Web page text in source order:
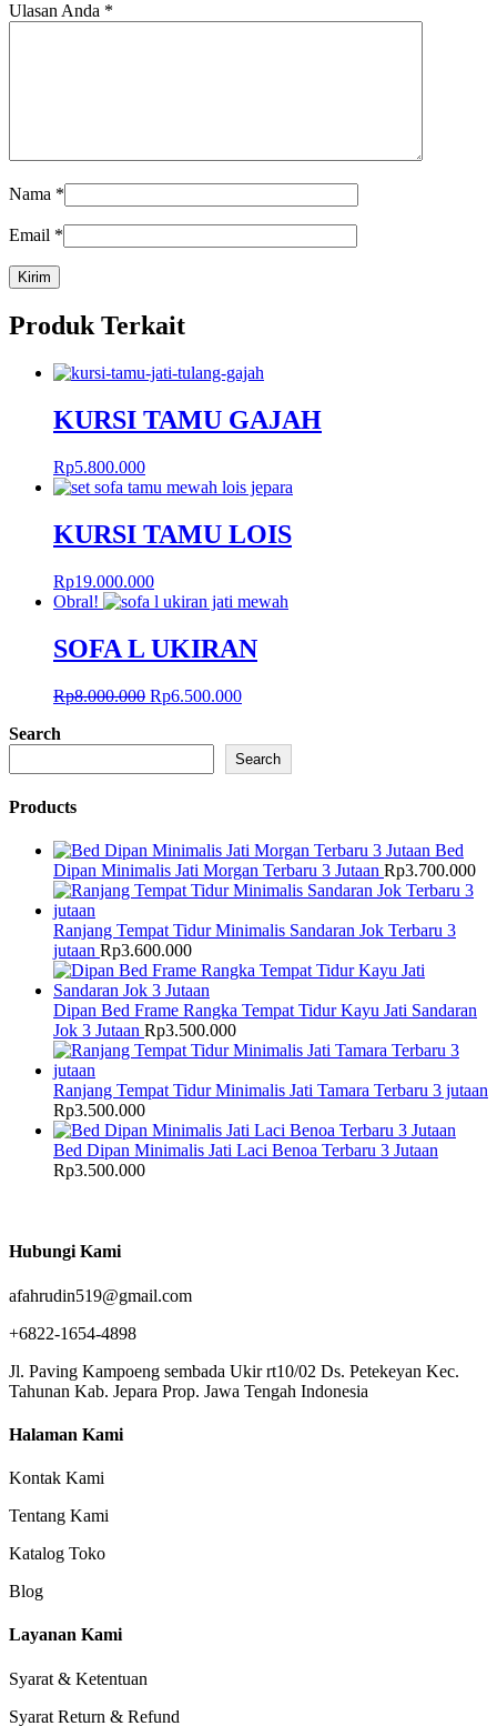
Ulasan Anda *
Nama *
Email *
Produk Terkait
KURSI TAMU GAJAH
Rp5.800.000
KURSI TAMU LOIS
Rp19.000.000
Obral!
SOFA L UKIRAN
Rp8.000.000 Harga
Rp8.000.000.
Rp6.500.000Harga
adalah:
Rp6.500.000.
Search
Search
Products
Bed
Dipan Minimalis Jati Morgan Terbaru 3 Jutaan Rp3.700.000
Ranjang Tempat Tidur Minimalis Sandaran Jok Terbaru 3
jutaan Rp3.600.000
Dipan Bed Frame Rangka Tempat Tidur Kayu Jati Sandaran
Jok 3 Jutaan Rp3.500.000
Ranjang Tempat Tidur Minimalis Jati Tamara Terbaru 3 jutaan
Rp3.500.000
Bed Dipan Minimalis Jati Laci Benoa Terbaru 3 Jutaan
Rp3.500.000
Hubungi Kami
afahrudin519@gmail.com
+6822-1654-4898
Jl. Paving Kampoeng sembada Ukir rt10/02 Ds. Petekeyan Kec.
Tahunan Kab. Jepara Prop. Jawa Tengah Indonesia
Halaman Kami
Kontak Kami
Tentang Kami
Katalog Toko
Blog
Layanan Kami
Syarat & Ketentuan
Syarat Return & Refund